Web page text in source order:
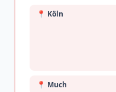
📍 Köln
📍 Much